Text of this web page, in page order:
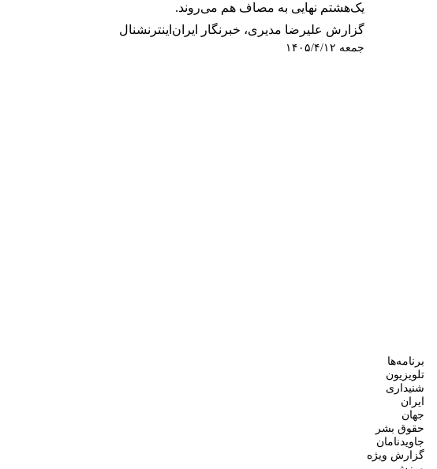
یک‌هشتم نهایی به مصاف هم می‌روند.
گزارش علیرضا مدیری، خبرنگار ایران‌اینترنشنال
جمعه ۱۴۰۵/۴/۱۲
برنامه‌ها
تلویزیون
شنیداری
ایران
جهان
حقوق بشر
جاویدنامان
گزارش ویژه